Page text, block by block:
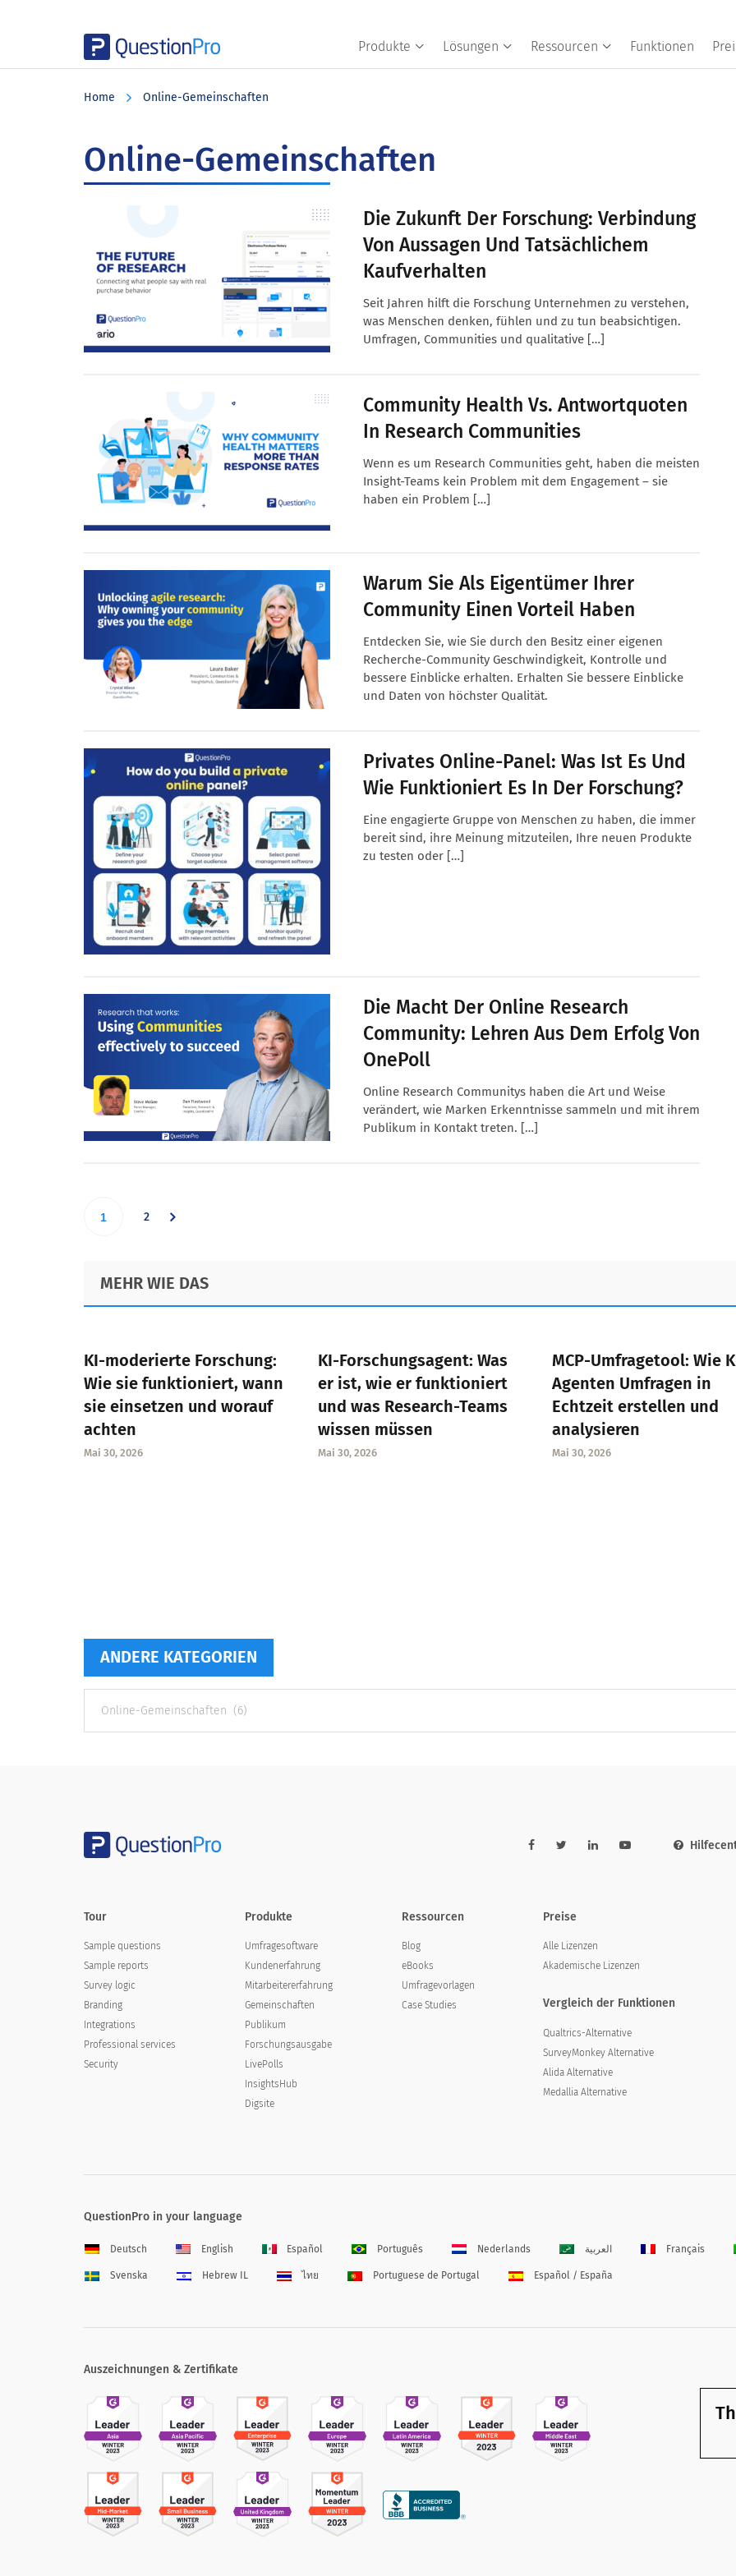
Produkte Lösungen Ressourcen Funktionen
Home Online-Gemeinschaften
Online-Gemeinschaften
Die Zukunft Der Forschung: Verbindung
Von Aussagen Und Tatsächlichem
Kaufverhalten
Seit Jahren hilft die Forschung Unternehmen zu verstehen,
was Menschen denken, fühlen und zu tun beabsichtigen.
Umfragen, Communities und qualitative […]
Community Health Vs. Antwortquoten
In Research Communities
Wenn es um Research Communities geht, haben die meisten
Insight-Teams kein Problem mit dem Engagement – sie
haben ein Problem […]
Warum Sie Als Eigentümer Ihrer
Community Einen Vorteil Haben
Entdecken Sie, wie Sie durch den Besitz einer eigenen
Recherche-Community Geschwindigkeit, Kontrolle und
bessere Einblicke erhalten. Erhalten Sie bessere Einblicke
und Daten von höchster Qualität.
Privates Online-Panel: Was Ist Es Und
Wie Funktioniert Es In Der Forschung?
Eine engagierte Gruppe von Menschen zu haben, die immer
bereit sind, ihre Meinung mitzuteilen, Ihre neuen Produkte
zu testen oder […]
Die Macht Der Online Research
Community: Lehren Aus Dem Erfolg Von
OnePoll
Online Research Communitys haben die Art und Weise
verändert, wie Marken Erkenntnisse sammeln und mit ihrem
Publikum in Kontakt treten. […]
Go
1 Go
2
MEHR WIE DAS
KI-moderierte Forschung:
Wie sie funktioniert, wann
sie einsetzen und worauf
achten
Mai 30, 2026
KI-Forschungsagent: Was
er ist, wie er funktioniert
und was Research-Teams
wissen müssen
Mai 30, 2026
MCP-Umfragetool: Wie
Agenten Umfragen in
Echtzeit erstellen und
analysieren
Mai 30, 2026
ANDERE KATEGORIEN
Kategorien
Tour
Sample questions
Sample reports
Survey logic
Branding
Integrations
Professional services
Security
Produkte
Umfragesoftware
Kundenerfahrung
Mitarbeitererfahrung
Gemeinschaften
Publikum
Forschungsausgabe
LivePolls
InsightsHub
Digsite
Ressourcen
Blog
eBooks
Umfragevorlagen
Case Studies
Preise
Alle Lizenzen
Akademische Lizenzen
Vergleich der Funktionen
Qualtrics-Alternative
SurveyMonkey Alternative
Alida Alternative
Medallia Alternative
QuestionPro in your language
Deutsch English Español Português Nederlands العربية Français
Svenska Hebrew IL ไทย Portuguese de Portugal Español / España
Auszeichnungen & Zertifikate